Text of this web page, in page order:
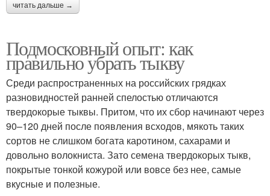
читать дальше →
Подмосковный опыт: как
правильно убрать тыкву
Среди распространенных на российских грядках
разновидностей ранней спелостью отличаются
твердокорые тыквы. Притом, что их сбор начинают через
90–120 дней после появления всходов, мякоть таких
сортов не слишком богата каротином, сахарами и
довольно волокниста. Зато семена твердокорых тыкв,
покрытые тонкой кожурой или вовсе без нее, самые
вкусные и полезные.